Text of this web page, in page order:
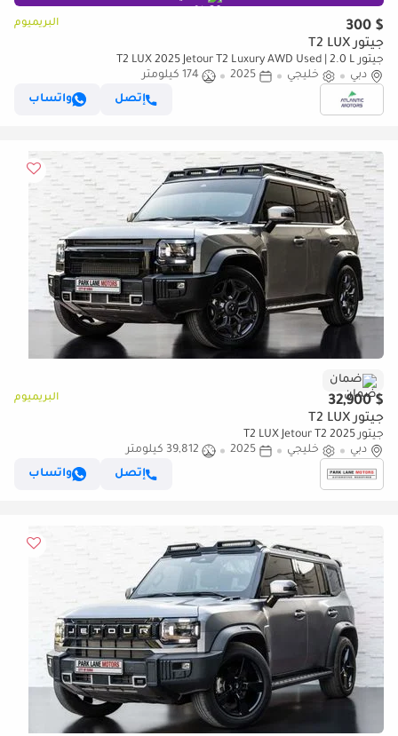
$ 300 البريميوم
جيتور T2 LUX
جيتور T2 LUX 2025 Jetour T2 Luxury AWD Used | 2.0 L
دبي
خليجي 2025
174 كيلومتر
إتصل
واتساب
ضمان
$ 32,900 البريميوم
جيتور T2 LUX
جيتور T2 LUX Jetour T2 2025
دبي
خليجي 2025
39,812 كيلومتر
إتصل
واتساب